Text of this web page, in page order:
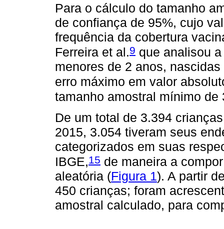
Para o cálculo do tamanho
de confiança de 95%, cujo
frequência da cobertura
Ferreira et al.9 que analisou
menores de 2 anos,
erro máximo em valor
tamanho amostral mínimo de
De um total de 3.394
2015, 3.054 tiveram seus
categorizados em suas
IBGE,15 de maneira a
aleatória (Figura 1). A partir
450 crianças; foram
amostral calculado, para